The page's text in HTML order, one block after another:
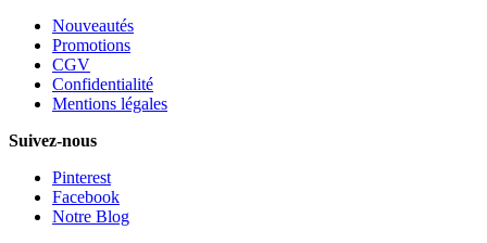
Nouveautés
Promotions
CGV
Confidentialité
Mentions légales
Suivez-nous
Pinterest
Facebook
Notre Blog